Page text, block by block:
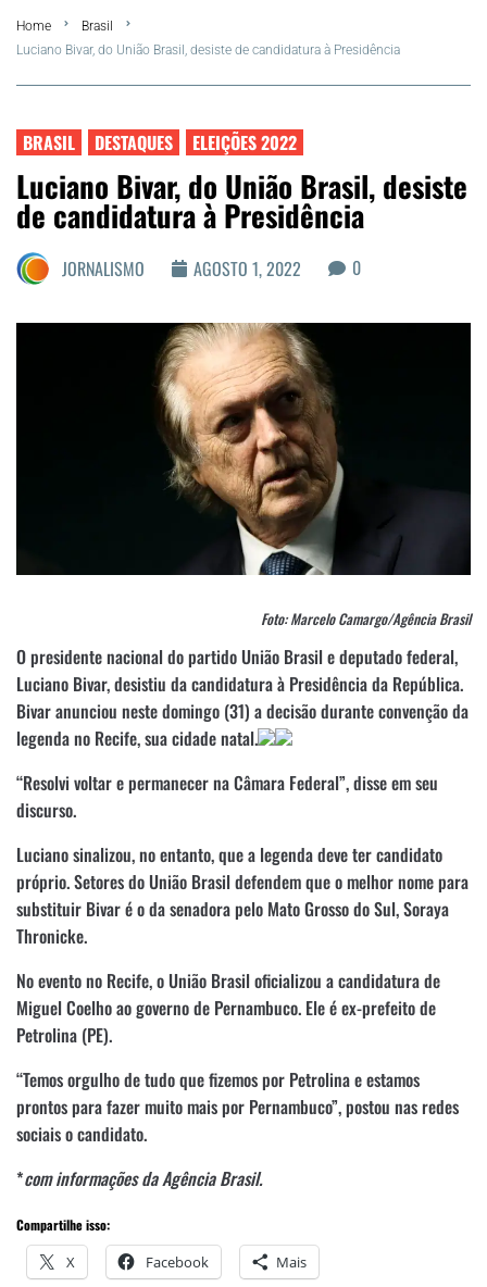
FLA Araru 2026
Região dos Lagos
Agenda Cultural
Colunistas
Home
Brasil
Luciano Bivar, do União Brasil, desiste de candidatura à Presidência
BRASIL DESTAQUES ELEIÇÕES 2022
Luciano Bivar, do União Brasil, desiste
de candidatura à Presidência
JORNALISMO AGOSTO 1, 2022 0
Foto: Marcelo Camargo/Agência Brasil
O presidente nacional do partido União Brasil e deputado federal,
Luciano Bivar, desistiu da candidatura à Presidência da República.
Bivar anunciou neste domingo (31) a decisão durante convenção da
legenda no Recife, sua cidade natal.
“Resolvi voltar e permanecer na Câmara Federal”, disse em seu
discurso.
Luciano sinalizou, no entanto, que a legenda deve ter candidato
próprio. Setores do União Brasil defendem que o melhor nome para
substituir Bivar é o da senadora pelo Mato Grosso do Sul, Soraya
Thronicke.
No evento no Recife, o União Brasil oficializou a candidatura de
Miguel Coelho ao governo de Pernambuco. Ele é ex-prefeito de
Petrolina (PE).
“Temos orgulho de tudo que fizemos por Petrolina e estamos
prontos para fazer muito mais por Pernambuco”, postou nas redes
sociais o candidato.
*com informações da Agência Brasil.
Compartilhe isso:
X Facebook Mais